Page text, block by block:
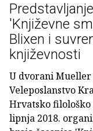
'Književne
Blixen i
književnosti
U dvorani
Veleposlanstvo
Hrvatsko filološko
lipnja 2018.